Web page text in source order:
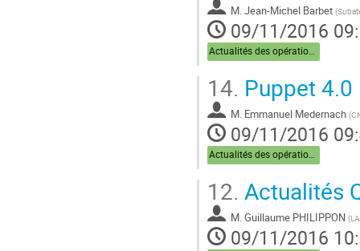
M. Jean-Michel Barbet (
09/11/2016
Actualités des opérations
14. Puppet 4.0
M. Emmanuel Medernach (
09/11/2016
Actualités des opérations
12. Actualités
M. Guillaume PHILIPPON (
09/11/2016